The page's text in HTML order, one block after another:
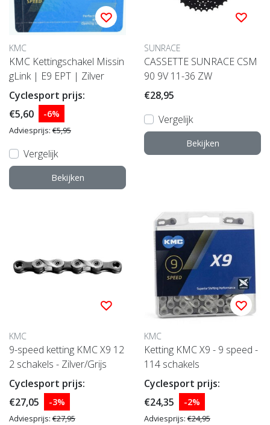
KMC
KMC Kettingschakel Missin
gLink | E9 EPT | Zilver
Cyclesport prijs:
€5,60
-6%
Adviesprijs: €5,95
Vergelijk
Bekijken
SUNRACE
CASSETTE SUNRACE CSM
90 9V 11-36 ZW
€28,95
Vergelijk
Bekijken
KMC
9-speed ketting KMC X9 12
2 schakels - Zilver/Grijs
Cyclesport prijs:
€27,05
-3%
Adviesprijs: €27,95
KMC
Ketting KMC X9 - 9 speed -
114 schakels
Cyclesport prijs:
€24,35
-2%
Adviesprijs: €24,95